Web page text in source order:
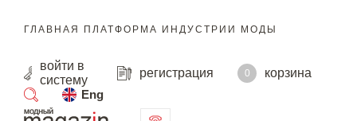
ГЛАВНАЯ ПЛАТФОРМА ИНДУСТРИИ МОДЫ
войти в
систему
регистрация 0
корзина
Eng
поиск